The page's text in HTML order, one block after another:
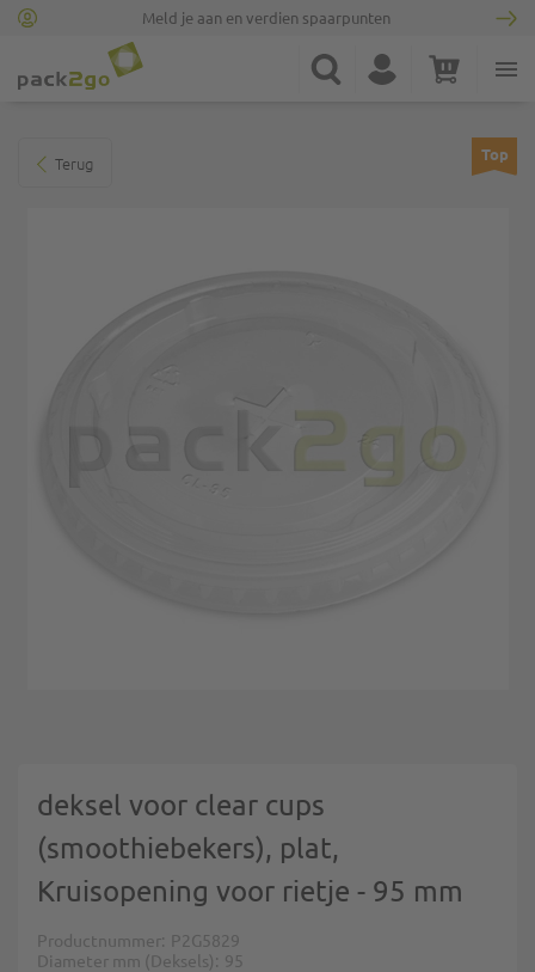
Meld je aan en verdien spaarpunten
Ga naar homepagina
Zoek Account Winkelwagen
Terug Top
deksel voor clear cups
(smoothiebekers), plat,
Kruisopening voor rietje - 95 mm
Productnummer P2G5829
Diameter mm (Deksels)
95